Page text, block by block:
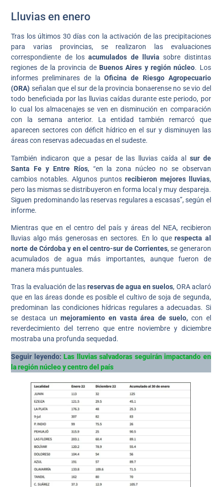
Lluvias en enero
Tras los últimos 30 días con la activación de las precipitaciones
para varias provincias, se realizaron las evaluaciones
correspondiente de losacumulados de lluvia sobre distintas
regiones de la provincia de Buenos Aires y región núcleo. Los
informes preliminares de laOficina de Riesgo Agropecuario
(ORA) señalan que el sur de la provincia bonaerense no se vio del
todo beneficiada por las lluvias caídas durante este periodo, por
lo cual los almacenajes se ven en disminución en comparación
con la semana anterior. La entidad también remarcó que
aparecen sectores con déficit hídrico en el sur y disminuyen las
áreas con reservas adecuadas en el sudeste.
También indicaron que a pesar de las lluvias caída al
sur de
Santa Fe y Entre Ríos, “en la zona núcleo no se observan
cambios notables. Algunos puntos recibieron mejores lluvias,
pero las mismas se distribuyeron en forma local y muy despareja.
Siguen predominando las reservas regulares a escasas”, según el
informe.
Mientras que en el centro del país y áreas del NEA, recibieron
lluvias algo más generosas en sectores. En lo querespecta al
norte de Córdoba y en el centro-sur de Corrientes, se generaron
acumulados de agua más importantes, aunque fueron de
manera más puntuales.
Tras la evaluación de lasreservas de agua en suelos, ORA aclaró
que en las áreas donde es posible el cultivo de soja de segunda,
predominan las condiciones hídricas regulares a adecuadas. Si
se destaca un mejoramiento en vasta área de suelo, con el
reverdecimiento del terreno que entre noviembre y diciembre
mostraba una profunda sequedad.
Seguir leyendo: Las lluvias salvadoras seguirán impactando en
la región núcleo y centro del país